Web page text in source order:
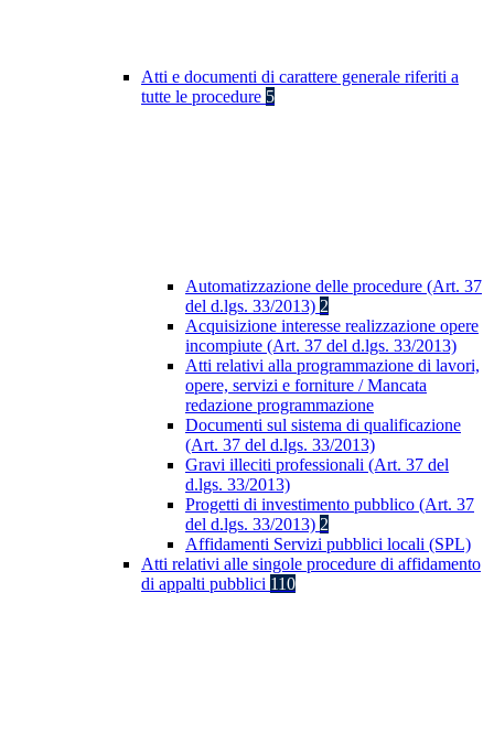
Atti e documenti di carattere generale riferiti a
tutte le procedure 5
Automatizzazione delle procedure (Art. 37
del d.lgs. 33/2013) 2
Acquisizione interesse realizzazione opere
incompiute (Art. 37 del d.lgs. 33/2013)
Atti relativi alla programmazione di lavori,
opere, servizi e forniture / Mancata
redazione programmazione
Documenti sul sistema di qualificazione
(Art. 37 del d.lgs. 33/2013)
Gravi illeciti professionali (Art. 37 del
d.lgs. 33/2013)
Progetti di investimento pubblico (Art. 37
del d.lgs. 33/2013) 2
Affidamenti Servizi pubblici locali (SPL)
Atti relativi alle singole procedure di affidamento
di appalti pubblici 110